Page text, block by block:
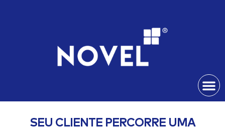
SEU CLIENTE PERCORRE UMA